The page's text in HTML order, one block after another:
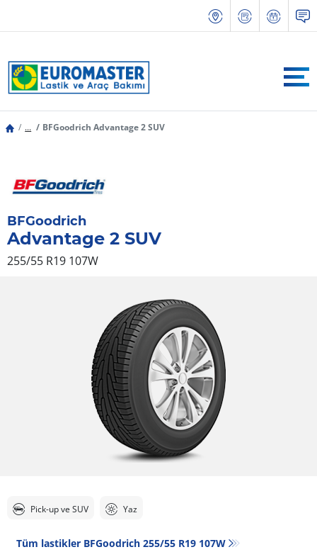
... BFGoodrich Advantage 2 SUV
BFGoodrich
Advantage 2 SUV
255/55 R19 107W
Pick-up ve SUV Yaz
Tüm lastikler BFGoodrich 255/55 R19 107W